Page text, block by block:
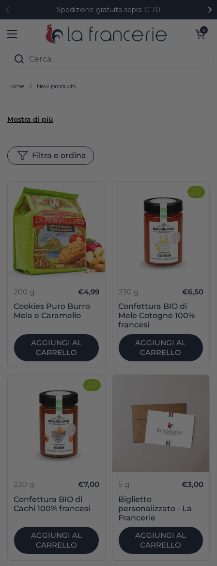
Passa ai contenuti
Precedente
Spedizione gratuita sopra € 70
Apri menu
Apri 0
Home / New products
Mostra di più
Filtra e ordina
200 g
€4,99
Cookies Puro Burro
Mela e Caramello
AGGIUNGI AL
CARRELLO
230 g
€6,50
Confettura BIO di
Mele Cotogne 100%
francesi
AGGIUNGI AL
CARRELLO
230 g
€7,00
Confettura BIO di
Cachi 100% francesi
AGGIUNGI AL
CARRELLO
5 g
€3,00
Biglietto
personalizzato - La
Francerie
AGGIUNGI AL
CARRELLO